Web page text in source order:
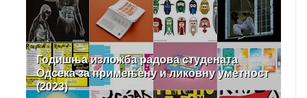
Годишња изложба радова студената
Одсека за примењену и ликовну уметност
(2023)